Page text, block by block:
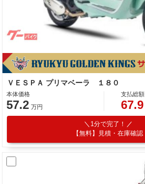
ＶＥＳＰＡ プリマベーラ １８０
本体価格
57.2 万円
支払総額
67.9
1分で完了！
【無料】見積・在庫確認